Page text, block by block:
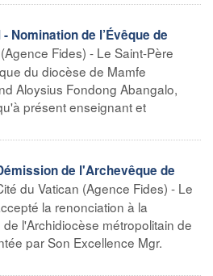
Nomination de l’Évêque de
Fides) - Le Saint-Père
du diocèse de Mamfe
Aloysius Fondong Abangalo,
présent enseignant et
de l'Archevêque de
du Vatican (Agence Fides) - Le
la renonciation à la
l'Archidiocèse métropolitain de
par Son Excellence Mgr.